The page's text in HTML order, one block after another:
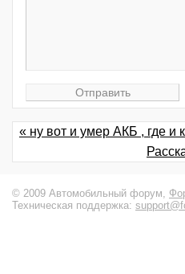
« ну вот и умер АКБ , где и
© 2009 Автомобильный форум,
Техническая поддержка: